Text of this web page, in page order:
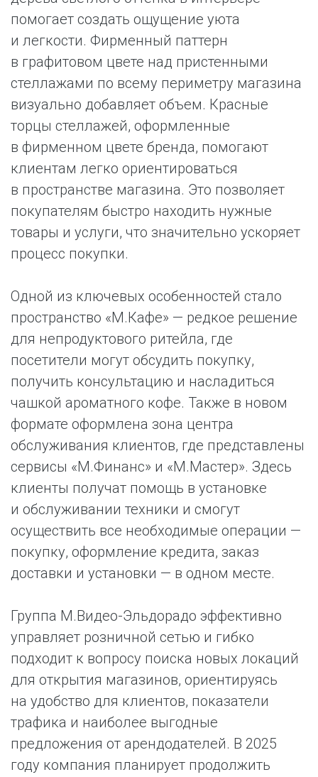
помогает создать ощущение уюта
и легкости. Фирменный паттерн
в графитовом цвете над пристенными
стеллажами по всему периметру магазина
визуально добавляет объем. Красные
торцы стеллажей, оформленные
в фирменном цвете бренда, помогают
клиентам легко ориентироваться
в пространстве магазина. Это позволяет
покупателям быстро находить нужные
товары и услуги, что значительно ускоряет
процесс покупки.
Одной из ключевых особенностей стало
пространство «М.Кафе» — редкое решение
для непродуктового ритейла, где
посетители могут обсудить покупку,
получить консультацию и насладиться
чашкой ароматного кофе. Также в новом
формате оформлена зона центра
обслуживания клиентов, где представлены
сервисы «М.Финанс» и «М.Мастер». Здесь
клиенты получат помощь в установке
и обслуживании техники и смогут
осуществить все необходимые операции —
покупку, оформление кредита, заказ
доставки и установки — в одном месте.
Группа М.Видео-Эльдорадо эффективно
управляет розничной сетью и гибко
подходит к вопросу поиска новых локаций
для открытия магазинов, ориентируясь
на удобство для клиентов, показатели
трафика и наиболее выгодные
предложения от арендодателей. В 2025
году компания планирует продолжить